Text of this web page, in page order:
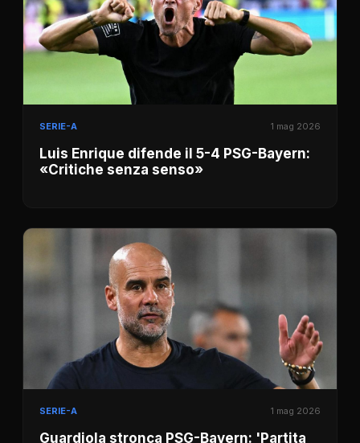
SERIE-A 1 mag 2026
Luis Enrique difende il 5-4 PSG-Bayern:
«Critiche senza senso»
SERIE-A 1 mag 2026
Guardiola stronca PSG-Bayern: 'Partita